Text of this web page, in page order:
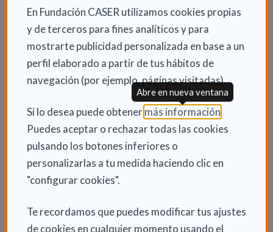
En Fundación CASER utilizamos cookies propias
y de terceros para fines analíticos y para
mostrarte publicidad personalizada en base a un
perfil elaborado a partir de tus hábitos de
navegación (por ejemplo, páginas visitadas).
Si lo desea puede obtener más información(Abre en
Puedes aceptar o rechazar todas las cookies
pulsando los botones inferiores o
personalizarlas a tu medida haciendo clic en
"configurar cookies".
Te recordamos que puedes modificar tus ajustes
de cookies en cualquier momento usando el
Abre en nueva ventana
Este premio va dirigido a la persona, empresa o
entidad que, en el ámbito de la comunicación, haya
contribuido de manera significativa a la información,
divulgación y sensibilización a la sociedad de la
autonomía personal, dependencia y/o discapacidad.
La agencia Servimedia, perteneciente al grupo de
empresas ONCE que inició su andadura en el año
1989, es la ganadora de esta categoría que cuenta
con una dotación de 6.000 euros. En la actualidad, el
40% de los trabajadores de esta agencia que es una
discapacidad.